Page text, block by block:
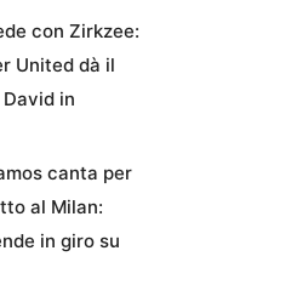
con Zirkzee:
United dà il
in
canta per
al Milan:
in giro su